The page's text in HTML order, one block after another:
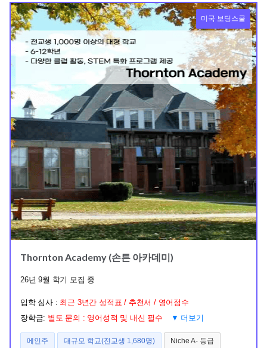
미국 보딩스쿨
Thornton Academy (손튼 아카데미)
26년 9월 학기 모집 중
입학 심사 : 최근 3년간 성적표 / 추천서 / 영어점수
장학금: 별도 문의 : 영어성적 및 내신 필수 ▼ 더보기
메인주 대규모 학교(전교생 1,680명)
Niche A- 등급